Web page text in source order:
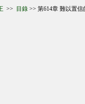
>> 目錄 >> 第614章 難以置信